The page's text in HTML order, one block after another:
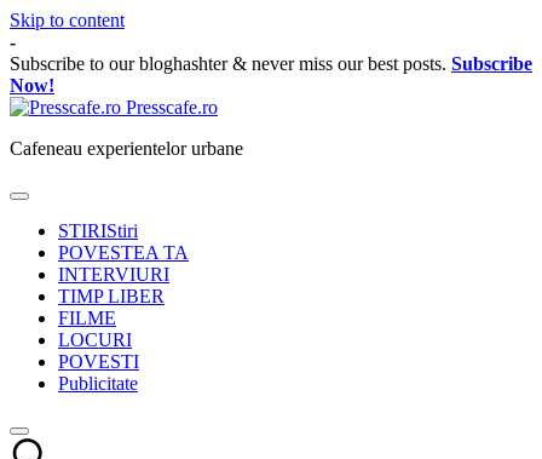
Skip to content
-
Subscribe to our bloghashter & never miss our best posts. Subscribe
Now!
Presscafe.ro
Cafeneau experientelor urbane
STIRIStiri
POVESTEA TA
INTERVIURI
TIMP LIBER
FILME
LOCURI
POVESTI
Publicitate